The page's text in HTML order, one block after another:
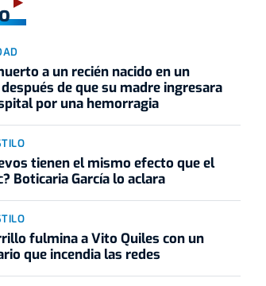
a un recién nacido en un
de que su madre ingresara
por una hemorragia
tienen el mismo efecto que el
Boticaria García lo aclara
fulmina a Vito Quiles con un
que incendia las redes